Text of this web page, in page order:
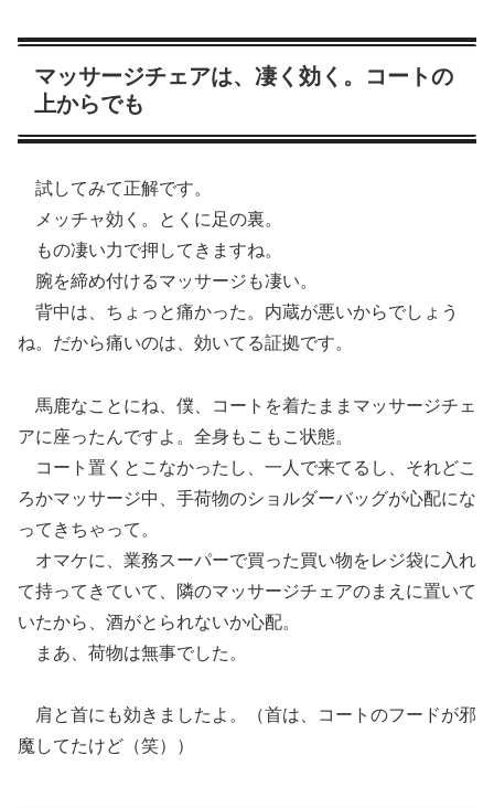
マッサージチェアは、凄く効く。コートの
上からでも
試してみて正解です。
メッチャ効く。とくに足の裏。
もの凄い力で押してきますね。
腕を締め付けるマッサージも凄い。
背中は、ちょっと痛かった。内蔵が悪いからでしょう
ね。だから痛いのは、効いてる証拠です。
馬鹿なことにね、僕、コートを着たままマッサージチェ
アに座ったんですよ。全身もこもこ状態。
コート置くとこなかったし、一人で来てるし、それどこ
ろかマッサージ中、手荷物のショルダーバッグが心配にな
ってきちゃって。
オマケに、業務スーパーで買った買い物をレジ袋に入れ
て持ってきていて、隣のマッサージチェアのまえに置いて
いたから、酒がとられないか心配。
まあ、荷物は無事でした。
肩と首にも効きましたよ。（首は、コートのフードが邪
魔してたけど（笑））